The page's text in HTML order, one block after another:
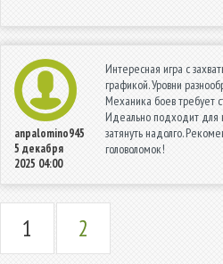
anpalomino945
5 декабря
2025 04:00
Интересная игра с
графикой. Уровни
Механика боев требует
Идеально подходит для
затянуть надолго.
головоломок!
1 2